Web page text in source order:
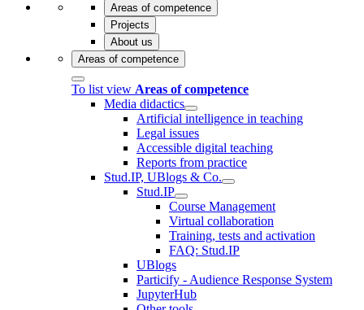
Areas of competence
Projects
About us
Areas of competence
To list view Areas of competence
Media didactics
Artificial intelligence in teaching
Legal issues
Accessible digital teaching
Reports from practice
Stud.IP, UBlogs & Co.
Stud.IP
Course Management
Virtual collaboration
Training, tests and activation
FAQ: Stud.IP
UBlogs
Particify - Audience Response System
JupyterHub